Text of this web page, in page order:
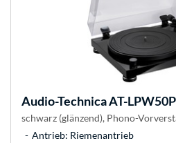
Audio-TechnicaAT-
schwarz (glänzend), Phono-
Antrieb: Riemenantrieb